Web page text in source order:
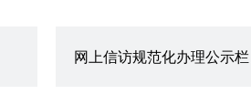
网上信访规范化办理公示栏